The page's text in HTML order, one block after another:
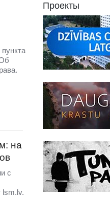
на
с
lsm.lv.
Проекты